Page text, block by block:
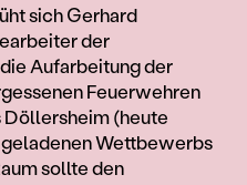
sich Gerhard
der
Aufarbeitung der
Feuerwehren
Döllersheim (heute
Wettbewerbs
sollte den